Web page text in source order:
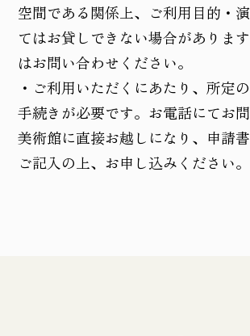
空間である関係上、ご利用目的・
てはお貸しできない場合がありま
はお問い合わせください。
・ご利用いただくにあたり、所定
手続きが必要です。お電話にてお問
美術館に直接お越しになり、申請
ご記入の上、お申し込みください。